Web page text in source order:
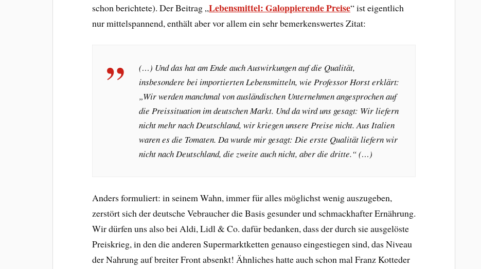
schon berichtete). Der Beitrag „Lebensmittel: Galoppierende Preise“ ist eigentlich
nur mittelspannend, enthält aber vor allem ein sehr bemerkenswertes Zitat:
(…) Und das hat am Ende auch Auswirkungen auf die Qualität,
insbesondere bei importierten Lebensmitteln, wie Professor Horst erklärt:
„Wir werden manchmal von ausländischen Unternehmen angesprochen auf
die Preissituation im deutschen Markt. Und da wird uns gesagt: Wir liefern
nicht mehr nach Deutschland, wir kriegen unsere Preise nicht. Aus Italien
waren es die Tomaten. Da wurde mir gesagt: Die erste Qualität liefern wir
nicht nach Deutschland, die zweite auch nicht, aber die dritte.“ (…)
Anders formuliert: in seinem Wahn, immer für alles möglichst wenig auszugeben,
zerstört sich der deutsche Vebraucher die Basis gesunder und schmackhafter Ernährung.
Wir dürfen uns also bei Aldi, Lidl & Co. dafür bedanken, dass der durch sie ausgelöste
Preiskrieg, in den die anderen Supermarktketten genauso eingestiegen sind, das Niveau
der Nahrung auf breiter Front absenkt! Ähnliches hatte auch schon mal Franz Kotteder